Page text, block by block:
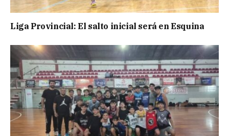
Liga Provincial: El salto inicial será en Esquina